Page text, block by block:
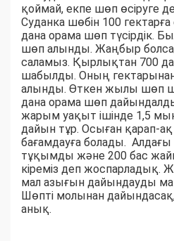
қоймай, екпе шөп өсіруге
Суданка шөбін 100 гектарға
дана орама шөп түсірдік.
шөп алынды. Жаңбыр
саламыз. Қырлықтан 700
шабылды. Оның
алынды. Өткен жылы шөп
дана орама шөп
жарым уақыт ішінде 1,5
дайын тұр. Осыған
бағамдауға болады.
тұқымды және 200 бас
кіреміз деп
мал азығын дайындауды
Шөпті молынан
анық.